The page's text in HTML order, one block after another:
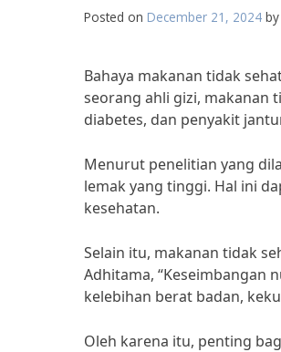
Posted on December 21, 2024 by
Bahaya makanan tidak
seorang ahli gizi, makanan
diabetes, dan penyakit
Menurut penelitian yang
lemak yang tinggi. Hal ini
kesehatan.
Selain itu, makanan tidak
Adhitama, “Keseimbangan
kelebihan berat badan,
Oleh karena itu, penting